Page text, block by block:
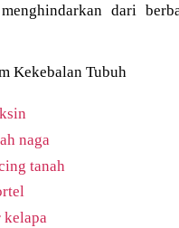
dari
Kekebalan Tubuh
naga
tanah
kelapa